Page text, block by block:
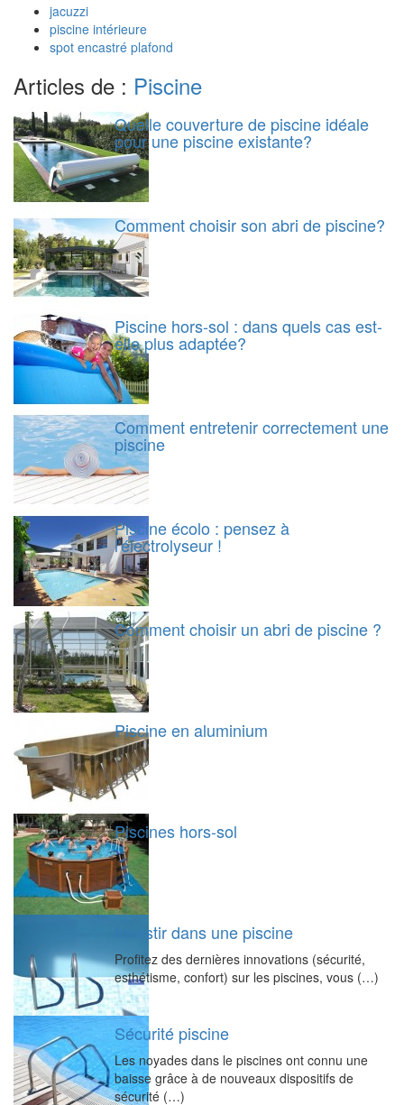
jacuzzi
piscine intérieure
spot encastré plafond
Articles de : Piscine
Quelle couverture de piscine idéale
pour une piscine existante?
Comment choisir son abri de piscine?
Piscine hors-sol : dans quels cas est-
elle plus adaptée?
Comment entretenir correctement une
piscine
Piscine écolo : pensez à
l'électrolyseur !
Comment choisir un abri de piscine ?
Piscine en aluminium
Piscines hors-sol
Investir dans une piscine
Profitez des dernières innovations (sécurité,
esthétisme, confort) sur les piscines, vous (…)
Sécurité piscine
Les noyades dans le piscines ont connu une
baisse grâce à de nouveaux dispositifs de
sécurité (…)